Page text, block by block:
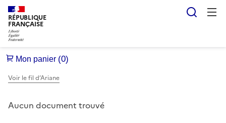
RÉPUBLIQUE
FRANÇAISE
Voir le fil d’Ariane
Aucun document trouvé